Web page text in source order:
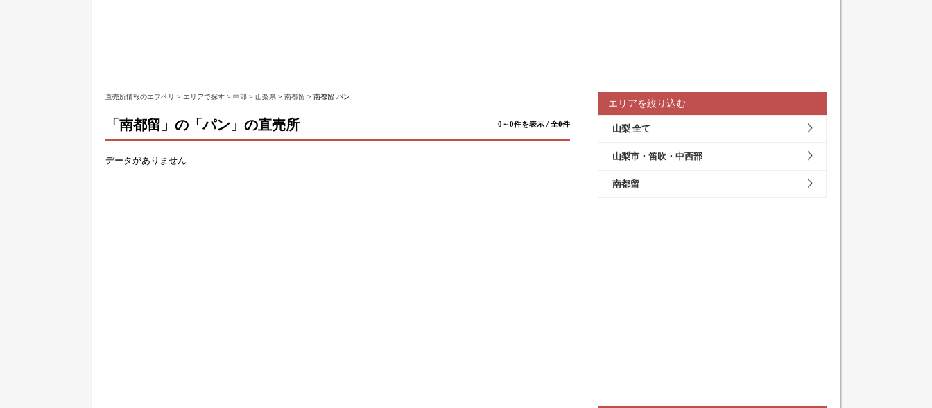
直売所情報のエフペリ > エリアで探す > 中部 > 山梨県 > 南都留 > 南都留 パン
「南都留」の「パン」の直売所 0～0件を表示 / 全0件
データがありません
エリアを絞り込む
山梨 全て
山梨市・笛吹・中西部
南都留